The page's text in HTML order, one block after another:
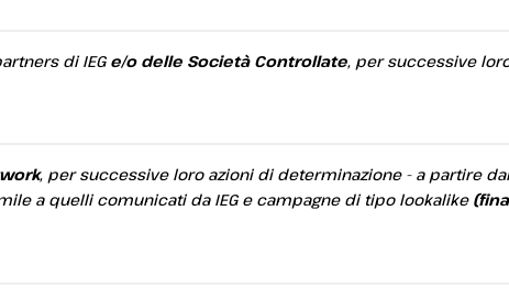
di IEG e/o delle Società Controllate, per successive
, per successive loro azioni di determinazione - a partire
a quelli comunicati da IEG e campagne di tipo lookalike